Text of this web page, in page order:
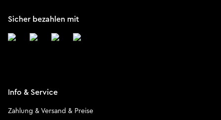
Sicher bezahlen mit
Info & Service
Zahlung & Versand & Preise